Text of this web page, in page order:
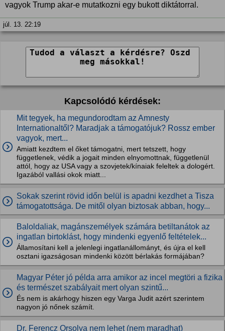
vagyok Trump akar-e mutatkozni egy bukott diktátorral.
júl. 13. 22:19
Kapcsolódó kérdések:
Mit tegyek, ha megundorodtam az Amnesty
Internationaltől? Maradjak a támogatójuk? Rossz ember
vagyok, mert...
Amiatt kezdtem el őket támogatni, mert tetszett, hogy
függetlenek, védik a jogait minden elnyomottnak, függetlenül
attól, hogy az USA vagy a szovjetek/kínaiak feleltek a dologért.
Igazából vallási okok miatt...
Sokak szerint rövid időn belül is apadni kezdhet a Tisza
támogatottsága. De mitől olyan biztosak abban, hogy...
Baloldaliak, magánszemélyek számára betiltanátok az
ingatlan birtoklást, hogy mindenki egyenlő feltételek...
Államosítani kell a jelenlegi ingatlanállományt, és újra el kell
osztani igazságosan mindenki között bérlakás formájában?
Magyar Péter jó példa arra amikor az incel megtöri a fizika
és természet szabályait mert olyan szintű...
És nem is akárhogy hiszen egy Varga Judit azért szerintem
nagyon jó nőnek számít.
Dr. Ferencz Orsolya nem lehet (nem maradhat)